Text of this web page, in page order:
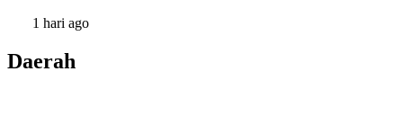
1 hari ago
Daerah